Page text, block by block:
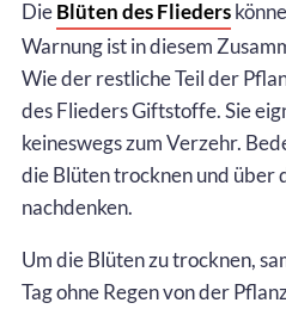
DieBlüten des Flieders
Warnung ist in diesem
Wie der restliche Teil der
des Flieders Giftstoffe. Sie
keineswegs zum Verzehr.
die Blüten trocknen und über
nachdenken.
Um die Blüten zu trocknen,
Tag ohne Regen von der